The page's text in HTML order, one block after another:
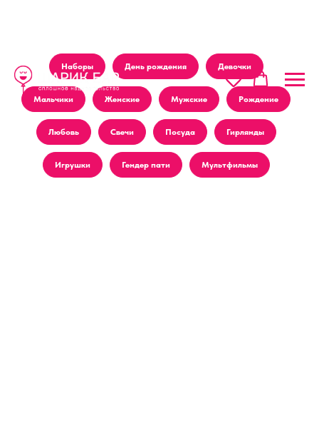
Наборы День рождения Девочки
Мальчики Женские Мужские Рождение
Любовь Свечи Посуда Гирлянды
Игрушки Гендер пати Мультфильмы